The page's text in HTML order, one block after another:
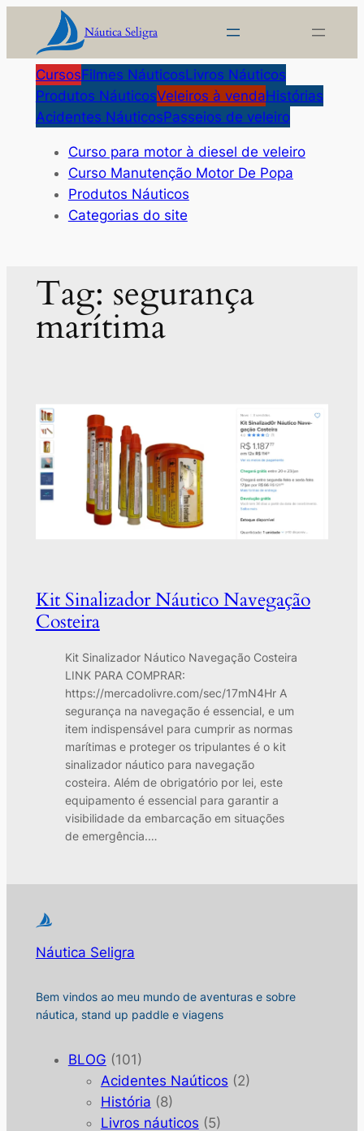
o
conteúdo
Náutica Seligra
CursosFilmes NáuticosLivros Náuticos
Produtos NáuticosVeleiros à vendaHistórias
Acidentes NáuticosPasseios de veleiro
Curso para motor à diesel de veleiro
Curso Manutenção Motor De Popa
Produtos Náuticos
Categorias do site
Tag: segurança
marítima
Kit Sinalizador Náutico Navegação
Costeira
Kit Sinalizador Náutico Navegação Costeira
LINK PARA COMPRAR:
https://mercadolivre.com/sec/17mN4Hr A
segurança na navegação é essencial, e um
item indispensável para cumprir as normas
marítimas e proteger os tripulantes é o kit
sinalizador náutico para navegação
costeira. Além de obrigatório por lei, este
equipamento é essencial para garantir a
visibilidade da embarcação em situações
de emergência.…
Náutica Seligra
Bem vindos ao meu mundo de aventuras e sobre
náutica, stand up paddle e viagens
BLOG (101)
Acidentes Naúticos (2)
História (8)
Livros náuticos (5)